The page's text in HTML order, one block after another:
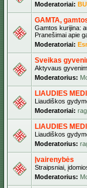
Moderatoriai:
GAMTA,
Gamtos kurijina:
Pranešimai apie
Moderatoriai:
Sveikas
Aktyvaus
Moderatorius:
LIAUDIES
Liaudiškos
Moderatoriai:
LIAUDIES
Liaudiškos
Moderatorius:
Įvairenybės
Straipsniai,
Moderatorius: